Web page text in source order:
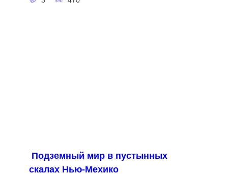
Подземный мир в пустынных
скалах Нью-Мехико